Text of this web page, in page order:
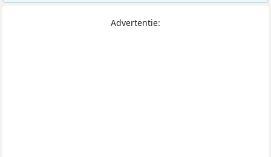
Advertentie: